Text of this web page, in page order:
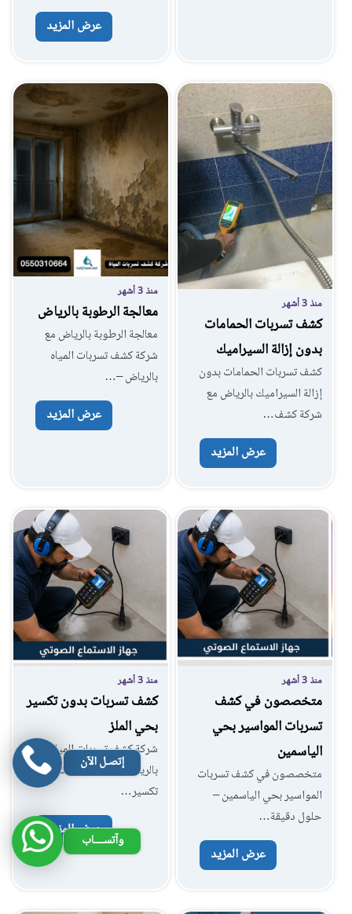
عرض المزيد
منذ 3 أشهر
كشف تسربات الحمامات
بدون إزالة السيراميك
كشف تسربات الحمامات بدون
إزالة السيراميك بالرياض مع
شركة كشف…
عرض المزيد
منذ 3 أشهر
معالجة الرطوبة بالرياض
معالجة الرطوبة بالرياض مع
شركة كشف تسربات المياه
بالرياض –…
عرض المزيد
منذ 3 أشهر
متخصصون في كشف
تسربات المواسير بحي
الياسمين
متخصصون في كشف تسربات
المواسير بحي الياسمين –
حلول دقيقة…
عرض المزيد
منذ 3 أشهر
كشف تسربات بدون تكسير
بحي الملز
شركة كشف تسربات المياة
بالرياض – كشف تسربات بدون
تكسير…
عرض المزيد
إتصـل الآن
وآتســــاب